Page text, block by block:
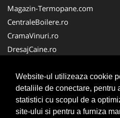
Website-ul utilizeaza cookie
detaliile de conectare, pentru
statistici cu scopul de a
site-ului si pentru a furniza
Magazin-Termopane.com
CentraleBoilere.ro
CramaVinuri.ro
DresajCaine.ro
Alpinist-Utilitar.com
Birouri-Cadastru.ro
FirmaTractariAuto.ro